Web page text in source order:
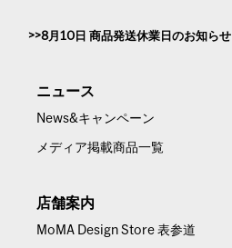
8月10日 商品発送休業日のお知らせ
ニュース
News&キャンペーン
メディア掲載商品一覧
店舗案内
MoMA Design Store 表参道